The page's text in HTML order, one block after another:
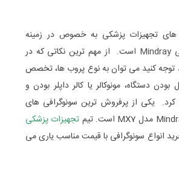
های تجهیزات پزشکی به خصوص در زمینه
تصویر برداری کمپانی Mindray است. از مهم ترین نکاتی که در
توجه کنید می توان به نوع پروب ها، تخصص
بودن دستگاه، مونوکالر یا کالر داپلر بودن و
کرد. یکی از پرفروش ترین سونوگرافی های
تجهیزات پزشکی
انواع سونوگرافی با قیمت مناسب یاری می